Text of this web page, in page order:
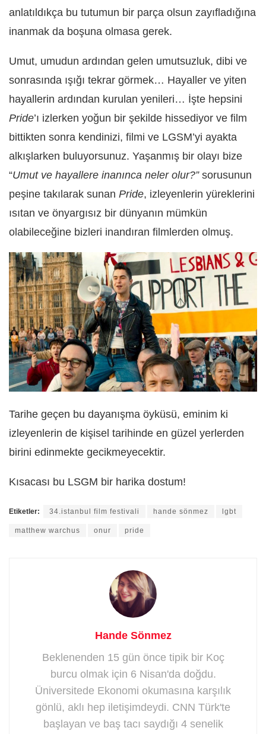
anlatıldıkça bu tutumun bir parça olsun zayıfladığına
inanmak da boşuna olmasa gerek.
Umut, umudun ardından gelen umutsuzluk, dibi ve
sonrasında ışığı tekrar görmek… Hayaller ve yiten
hayallerin ardından kurulan yenileri… İşte hepsini
Pride’ı izlerken yoğun bir şekilde hissediyor ve film
bittikten sonra kendinizi, filmi ve LGSM’yi ayakta
alkışlarken buluyorsunuz. Yaşanmış bir olayı bize
“Umut ve hayallere inanınca neler olur?”sorusunun
peşine takılarak sunan Pride, izleyenlerin yüreklerini
ısıtan ve önyargısız bir dünyanın mümkün
olabileceğine bizleri inandıran filmlerden olmuş.
Tarihe geçen bu dayanışma öyküsü, eminim ki
izleyenlerin de kişisel tarihinde en güzel yerlerden
birini edinmekte gecikmeyecektir.
Kısacası bu LSGM bir harika dostum!
Etiketler: 34.istanbul film festivali hande sönmez lgbt
matthew warchus onur pride
Hande Sönmez
Beklenenden 15 gün önce tipik bir Koç
burcu olmak için 6 Nisan'da doğdu.
Üniversitede Ekonomi okumasına karşılık
gönlü, aklı hep iletişimdeydi. CNN Türk'te
başlayan ve baş tacı saydığı 4 senelik